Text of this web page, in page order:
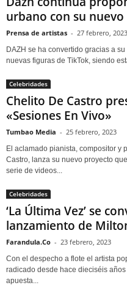
urbano con su nuevo
Prensa de artistas - 27 febrero, 2023
DAZH se ha convertido gracias a
nuevas figuras de TikTok, siendo
Celebridades
Chelito De Castro
«Sesiones En Vivo»
Tumbao Media - 25 febrero, 2023
El aclamado pianista, compositor y
Castro, lanza su nuevo proyecto
serie de videos...
Celebridades
‘La Última Vez’ se
lanzamiento de
Farandula.Co - 23 febrero, 2023
Con el despecho a flote el artista
radicado desde hace dieciséis
apuesta...